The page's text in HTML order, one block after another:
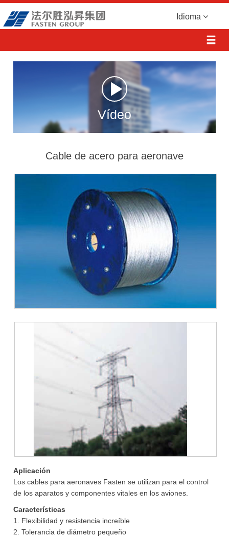
Idioma
Vídeo
Cable de acero para aeronave
Aplicación
Los cables para aeronaves Fasten se utilizan para el control
de los aparatos y componentes vitales en los aviones.
Características
1. Flexibilidad y resistencia increíble
2. Tolerancia de diámetro pequeño